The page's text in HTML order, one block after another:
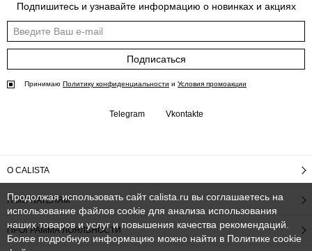
Подпишитесь и узнавайте информацию о новинках и акциях
Подписаться
Принимаю Политику конфиденциальности и Условия промоакции
Telegram Vkontakte
О CALISTA
ПОКУПАТЕЛЯМ
ПРОГРАММА ЛОЯЛЬНОСТИ
Продолжая использовать сайт calista.ru вы соглашаетесь на
использование файлов cookie для анализа использования
наших товаров и услуг и повышения качества рекомендаций.
Более подробную информацию можно найти в Политике cookie